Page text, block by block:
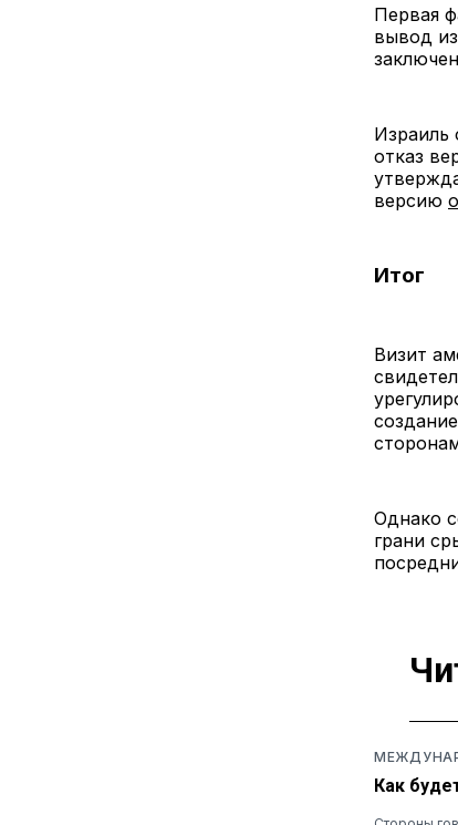
Первая
вывод
Израиль
отказ
версию
Итог
Визит
Однако
грани
Как